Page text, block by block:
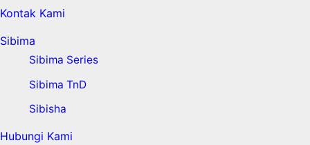
Kontak Kami
Sibima
Sibima Series
Sibima TnD
Sibisha
Hubungi Kami